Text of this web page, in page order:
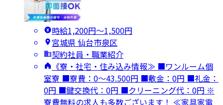
時給1,200円〜1,500円
宮城県 仙台市泉区
契約社員・職業紹介
《寮・社宅・住み込み情報≫ ■ワンルーム個
室寮 ■寮費：0～43.500円 ■敷金：0円 ■礼金：
0円 ■鍵交換代：0円 ■クリーニング代：0円 ※
寮費無料の求人も多数ございます！ ≪家具家電